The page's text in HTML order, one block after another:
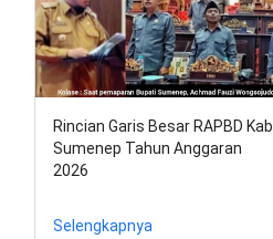
Rincian Garis Besar RAPBD Kab
Sumenep Tahun Anggaran
2026
Selengkapnya